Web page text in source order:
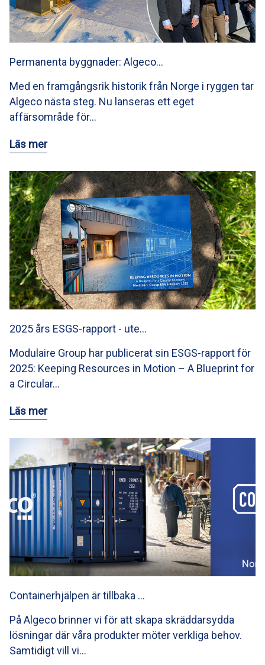
Permanenta byggnader: Algeco…
Med en framgångsrik historik från Norge i ryggen tar
Algeco nästa steg. Nu lanseras ett eget
affärsområde för…
Läs mer
2025 års ESGS-rapport - ute…
Modulaire Group har publicerat sin ESGS-rapport för
2025: Keeping Resources in Motion – A Blueprint for
a Circular…
Läs mer
Containerhjälpen är tillbaka …
På Algeco brinner vi för att skapa skräddarsydda
lösningar där våra produkter möter verkliga behov.
Samtidigt vill vi…